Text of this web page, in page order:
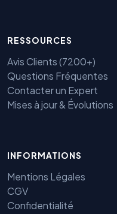
RESSOURCES
Avis Clients (7200+)
Questions Fréquentes
Contacter un Expert
Mises à jour & Évolutions
INFORMATIONS
Mentions Légales
CGV
Confidentialité